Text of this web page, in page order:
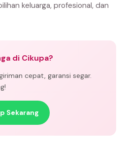
keluarga, profesional, dan
di Cikupa?
cepat, garansi segar.
Sekarang